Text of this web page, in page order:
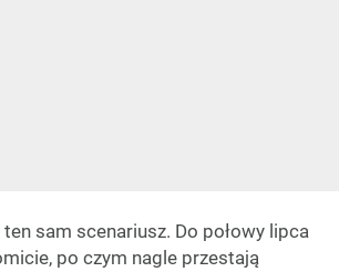
sam scenariusz. Do połowy lipca
po czym nagle przestają